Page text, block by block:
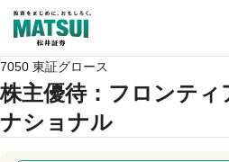
7050 東証グロース
株主優待：フロンティ
ナショナル